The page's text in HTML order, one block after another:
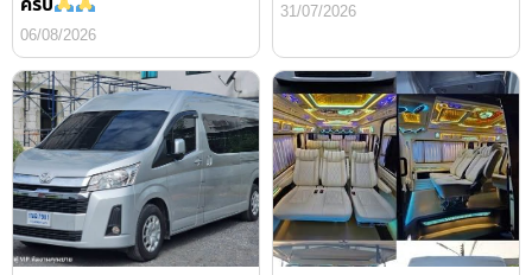
06/08/2026
31/07/2026